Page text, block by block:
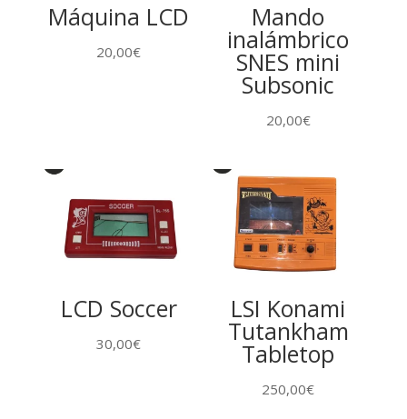
Máquina LCD
20,00€
Mando
inalámbrico
SNES mini
Subsonic
20,00€
LCD Soccer
30,00€
LSI Konami
Tutankham
Tabletop
250,00€